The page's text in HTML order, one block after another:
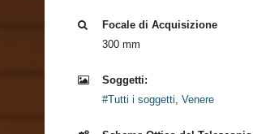
Focale di Acquisizione
300 mm
Soggetti:
#Tutti i soggetti, Venere